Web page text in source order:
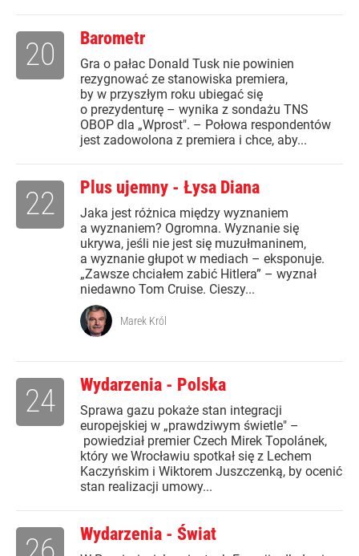
Barometr
Gra o pałac Donald Tusk nie powinien
rezygnować ze stanowiska premiera,
by w przyszłym roku ubiegać się
o prezydenturę – wynika z sondażu TNS
OBOP dla „Wprost". – Połowa respondentów
jest zadowolona z premiera i chce, aby...
20
Plus ujemny - Łysa Diana
Jaka jest różnica między wyznaniem
a wyznaniem? Ogromna. Wyznanie się
ukrywa, jeśli nie jest się muzułmaninem,
a wyznanie głupot w mediach – eksponuje.
„Zawsze chciałem zabić Hitlera” – wyznał
niedawno Tom Cruise. Cieszy...
22
Marek Król
Wydarzenia - Polska
Sprawa gazu pokaże stan integracji
europejskiej w „prawdziwym świetle" –
powiedział premier Czech Mirek Topolánek,
który we Wrocławiu spotkał się z Lechem
Kaczyńskim i Wiktorem Juszczenką, by ocenić
stan realizacji umowy...
24
Wydarzenia - Świat